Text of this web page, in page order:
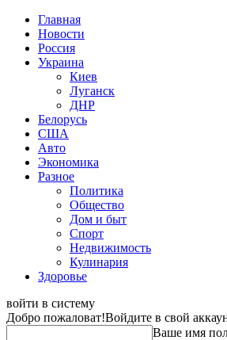
Главная
Новости
Россия
Украина
Киев
Луганск
ДНР
Белорусь
США
Авто
Экономика
Разное
Политика
Общество
Дом и быт
Спорт
Недвижимость
Кулинария
Здоровье
войти в систему
Добро пожаловат!Войдите в свой
Ваше имя